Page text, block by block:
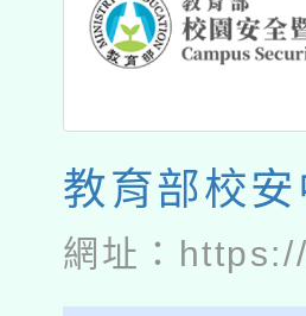
教育部校安
網址：